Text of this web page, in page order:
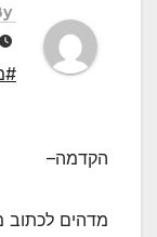
הקדמה–
מדהים לכתוב